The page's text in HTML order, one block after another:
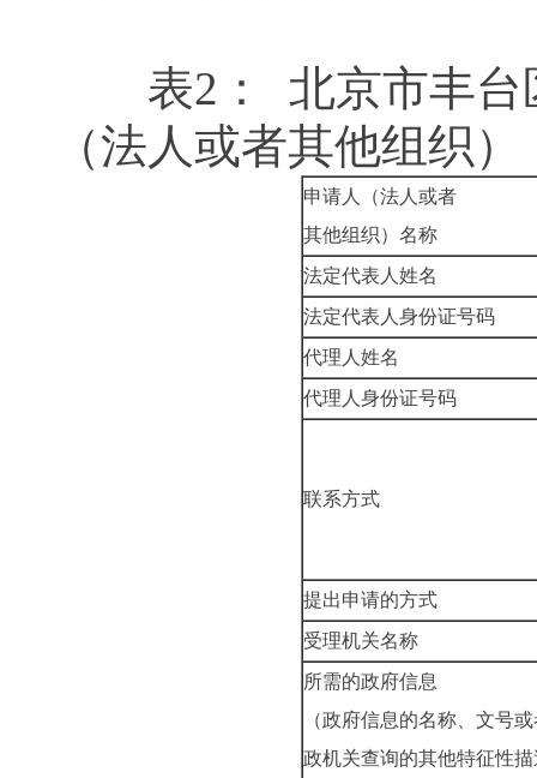
表2： 北京市丰台
（法人或者其他组织）
申请人（法人或者
其他组织）名称
法定代表人姓名
法定代表人身份证号码
代理人姓名
代理人身份证号码
联系方式
提出申请的方式
受理机关名称
所需的政府信息
（政府信息的名称、文号
政机关查询的其他特征性